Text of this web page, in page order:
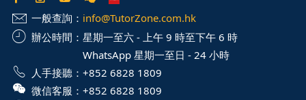
一般查詢： info@TutorZone.com.hk
辦公時間： 星期一至六 - 上午 9 時至下午 6 時
WhatsApp 星期一至日 - 24 小時
人手接聽： +852 6828 1809
微信客服： +852 6828 1809